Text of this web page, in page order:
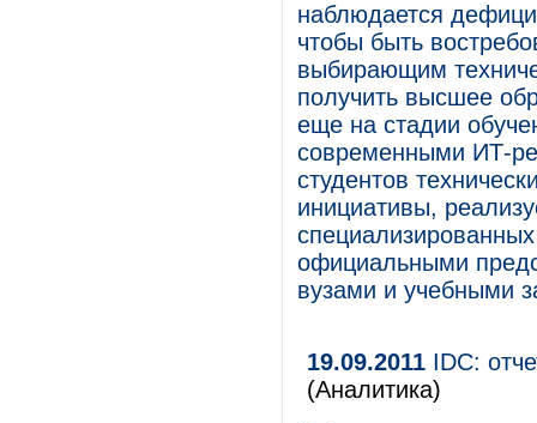
наблюдается
чтобы быть
выбирающим
получить высшее
еще на стадии
современными ИТ-
студентов
инициативы,
официальными
вузами и учебными
19.09.2011 IDC:
(Аналитика)